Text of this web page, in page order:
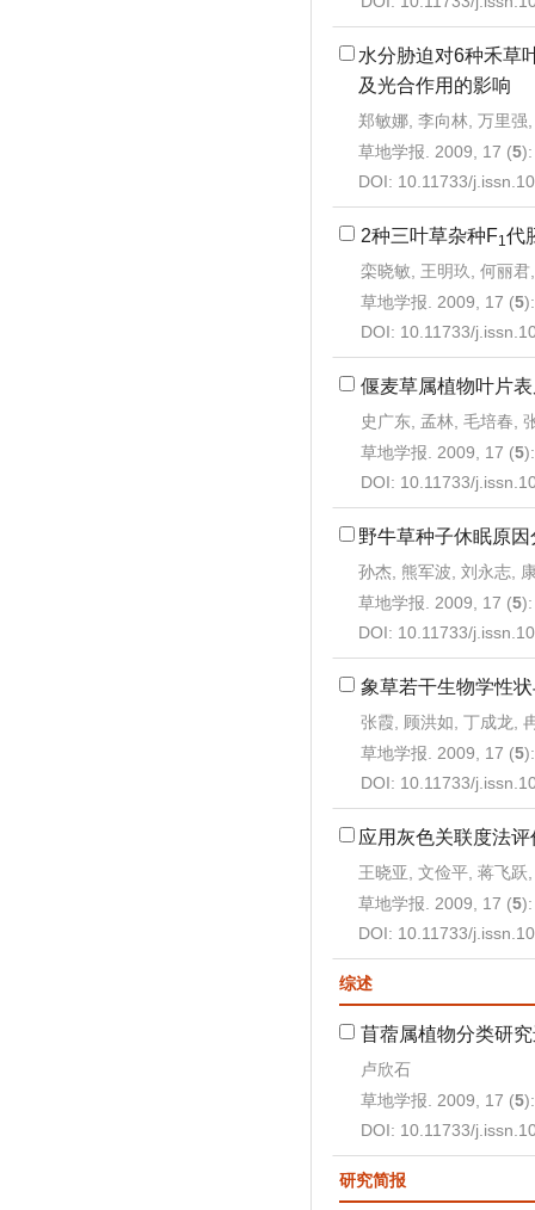
水分胁迫对6种禾草
及光合作用的影响
郑敏娜, 李向林, 万里强
草地学报. 2009, 17 (5
DOI: 10.11733/
2种三叶草杂种F1代
栾晓敏, 王明玖, 何丽
草地学报. 2009, 17 (5
DOI: 10.11733/
偃麦草属植物叶片
史广东, 孟林, 毛培春,
草地学报. 2009, 17 (5
DOI: 10.11733/
野牛草种子休眠原因
孙杰, 熊军波, 刘永志,
草地学报. 2009, 17 (5
DOI: 10.11733/
象草若干生物学性
张霞, 顾洪如, 丁成龙,
草地学报. 2009, 17 (5
DOI: 10.11733/
应用灰色关联度法
王晓亚, 文俭平, 蒋飞跃
草地学报. 2009, 17 (5
DOI: 10.11733/
综述
苜蓿属植物分类研
卢欣石
草地学报. 2009, 17 (5
DOI: 10.11733/
研究简报